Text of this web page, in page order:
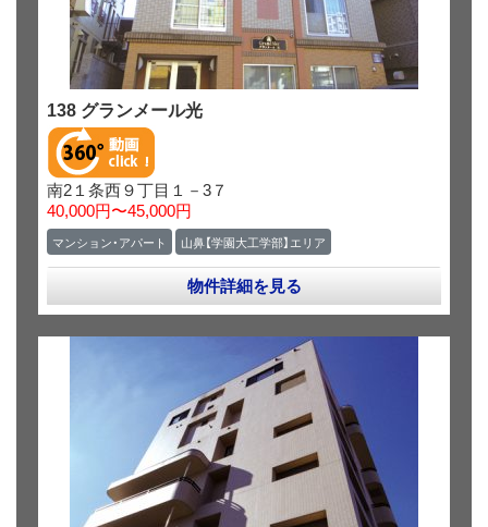
138 グランメール光
南2１条西９丁目１－3７
40,000円〜45,000円
マンション・アパート 山鼻【学園大工学部】エリア
物件詳細を見る